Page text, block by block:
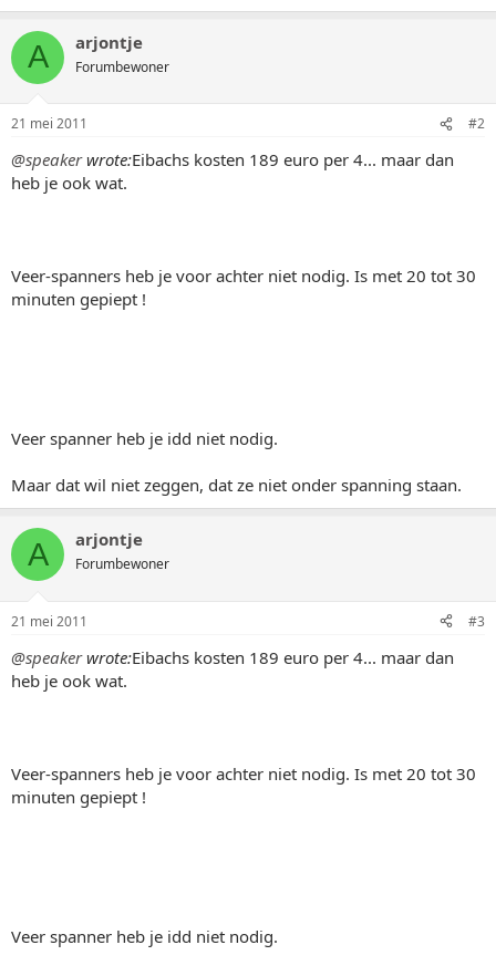
A arjontje
Forumbewoner
21 mei 2011 #2
@speakerwrote:Eibachs kosten 189 euro per 4... maar dan
heb je ook wat.
Veer-spanners heb je voor achter niet nodig. Is met 20 tot 30
minuten gepiept !
Veer spanner heb je idd niet nodig.
Maar dat wil niet zeggen, dat ze niet onder spanning staan.
A arjontje
Forumbewoner
21 mei 2011 #3
@speakerwrote:Eibachs kosten 189 euro per 4... maar dan
heb je ook wat.
Veer-spanners heb je voor achter niet nodig. Is met 20 tot 30
minuten gepiept !
Veer spanner heb je idd niet nodig.